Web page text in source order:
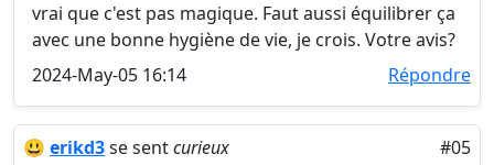
vrai que c'est pas magique. Faut aussi équilibrer ça
avec une bonne hygiène de vie, je crois. Votre avis?
2024-May-05 16:14
Répondre
😃 erikd3se sentcurieux
#05